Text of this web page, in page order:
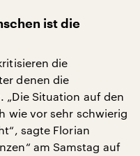
ist die
die
denen die
„Die Situation auf den
wie vor sehr schwierig
sagte Florian
am Samstag auf